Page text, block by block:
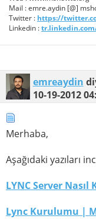
Mail : emre.aydin [@]
Twitter : https://
Linkedin :
emreaydin
10-19-2012
Merhaba,
Aşağıdaki yazıları
LYNC Server
Lync Kurulumu |